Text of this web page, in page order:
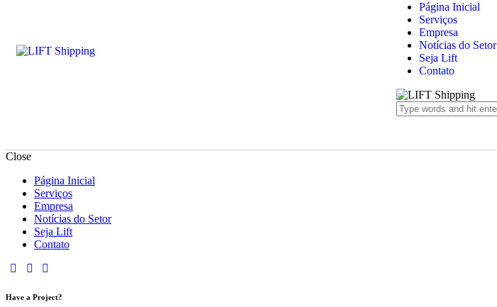
Página Inicial
Serviços
Empresa
Notícias do Setor
Seja Lift
Contato
Close
Página Inicial
Serviços
Empresa
Notícias do Setor
Seja Lift
Contato
Have a Project?